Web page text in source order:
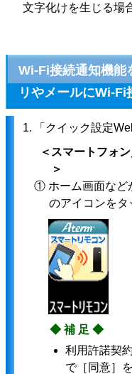
文字化けを生じる場
Wi-Fi接続通知機能
リやメールにWi-Fi
1.
「クイック設定
＜スマートフォ
＞
① ホーム画面など
のアイコンをタ
◆補足◆
利用許諾契
で［同意］